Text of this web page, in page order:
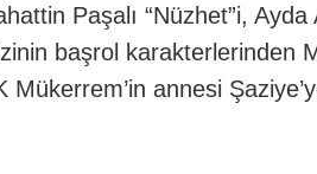
Paşalı “Nüzhet”i,
başrol karakterlerinden
Mükerrem’in annesi